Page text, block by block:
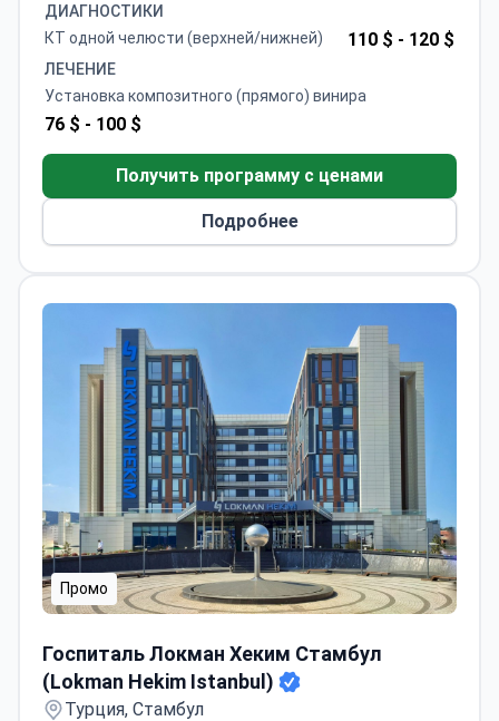
Международного конгресса оральных
имплантологов (ICOI), что гарантирует высокое
качество эстетических и функциональных
результатов.
ДИАГНОСТИКИ
КТ одной челюсти (верхней/нижней)
110 $ - 120 $
ЛЕЧЕНИЕ
Установка композитного (прямого) винира
76 $ - 100 $
Получить программу с ценами
Подробнее
Промо
Госпиталь Локман Хеким Стамбул
(Lokman Hekim Istanbul)
Турция, Стамбул